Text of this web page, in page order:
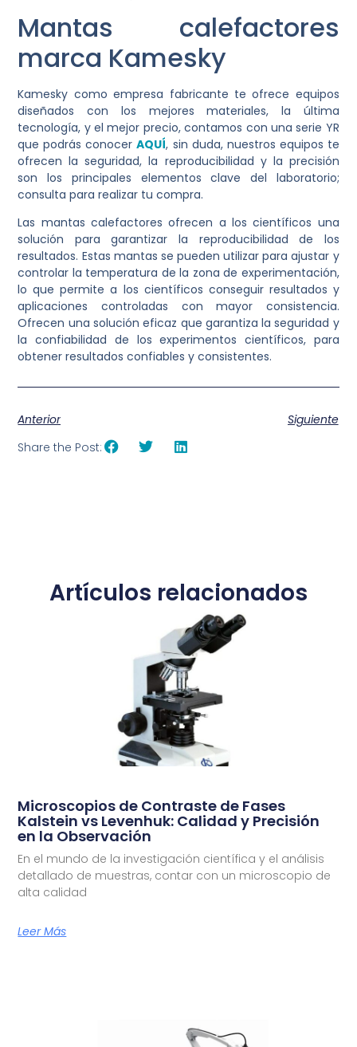
Mantas calefactores
marca Kamesky
Kamesky como empresa fabricante te ofrece equipos
diseñados con los mejores materiales, la última
tecnología, y el mejor precio, contamos con una serie YR
que podrás conocerAQUÍ, sin duda, nuestros equipos te
ofrecen la seguridad, la reproducibilidad y la precisión
son los principales elementos clave del laboratorio;
consulta para realizar tu compra.
Las mantas calefactores ofrecen a los científicos una
solución para garantizar la reproducibilidad de los
resultados. Estas mantas se pueden utilizar para ajustar y
controlar la temperatura de la zona de experimentación,
lo que permite a los científicos conseguir resultados y
aplicaciones controladas con mayor consistencia.
Ofrecen una solución eficaz que garantiza la seguridad y
la confiabilidad de los experimentos científicos, para
obtener resultados confiables y consistentes.
Anterior
Siguiente
Share the Post:
Artículos relacionados
Microscopios de Contraste de Fases
Kalstein vs Levenhuk: Calidad y Precisión
en la Observación
En el mundo de la investigación científica y el análisis
detallado de muestras, contar con un microscopio de
alta calidad
Leer Más